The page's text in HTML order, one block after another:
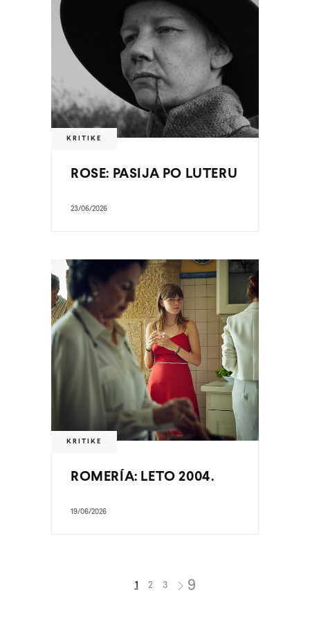
KRITIKE
ROSE: PASIJA PO LUTERU
23/06/2026
KRITIKE
ROMERÍA: LETO 2004.
19/06/2026
1 2 3